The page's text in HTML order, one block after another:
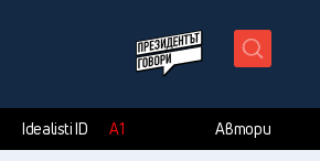
Idealisti ID А1 Автори